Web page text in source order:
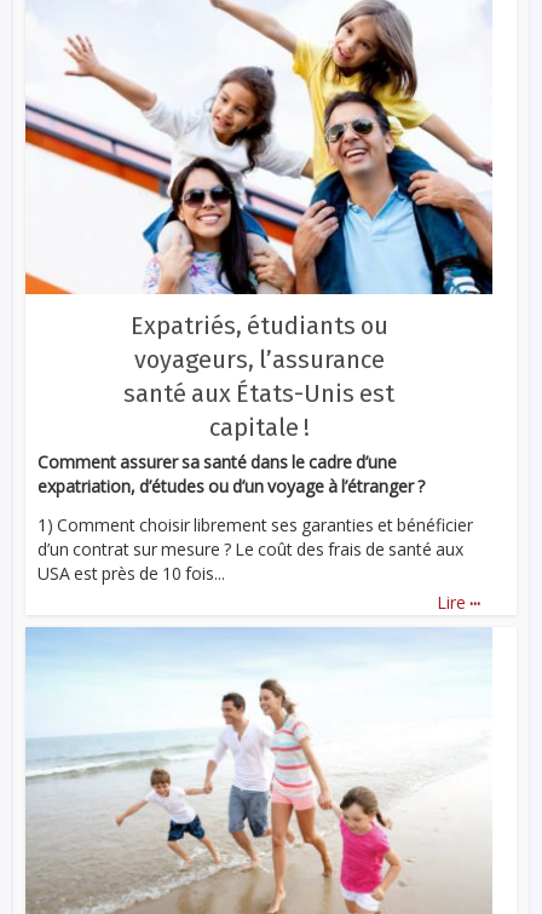
Expatriés, étudiants ou
voyageurs, l’assurance
santé aux États-Unis est
capitale !
Comment assurer sa santé dans le cadre d’une
expatriation, d’études ou d’un voyage à l’étranger ?
1) Comment choisir librement ses garanties et bénéficier
d’un contrat sur mesure ? Le coût des frais de santé aux
USA est près de 10 fois...
Lire ...